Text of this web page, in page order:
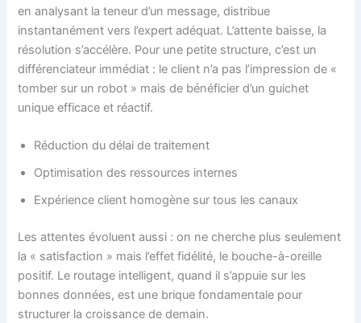
en analysant la teneur d’un message, distribue
instantanément vers l’expert adéquat. L’attente baisse, la
résolution s’accélère. Pour une petite structure, c’est un
différenciateur immédiat : le client n’a pas l’impression de «
tomber sur un robot » mais de bénéficier d’un guichet
unique efficace et réactif.
Réduction du délai de traitement
Optimisation des ressources internes
Expérience client homogène sur tous les canaux
Les attentes évoluent aussi : on ne cherche plus seulement
la « satisfaction » mais l’effet fidélité, le bouche-à-oreille
positif. Le routage intelligent, quand il s’appuie sur les
bonnes données, est une brique fondamentale pour
structurer la croissance de demain.